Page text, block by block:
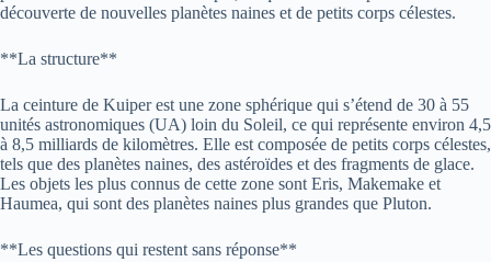
découverte de nouvelles planètes naines et de petits corps célestes.
**La structure**
La ceinture de Kuiper est une zone sphérique qui s’étend de 30 à 55
unités astronomiques (UA) loin du Soleil, ce qui représente environ 4,5
à 8,5 milliards de kilomètres. Elle est composée de petits corps célestes,
tels que des planètes naines, des astéroïdes et des fragments de glace.
Les objets les plus connus de cette zone sont Eris, Makemake et
Haumea, qui sont des planètes naines plus grandes que Pluton.
**Les questions qui restent sans réponse**